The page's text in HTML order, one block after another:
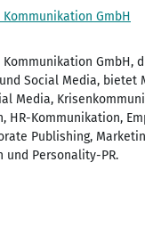
GmbH
GmbH,
Social Media, bietet
Media,
HR-Kommunikation,
Publishing,
und Personality-PR.